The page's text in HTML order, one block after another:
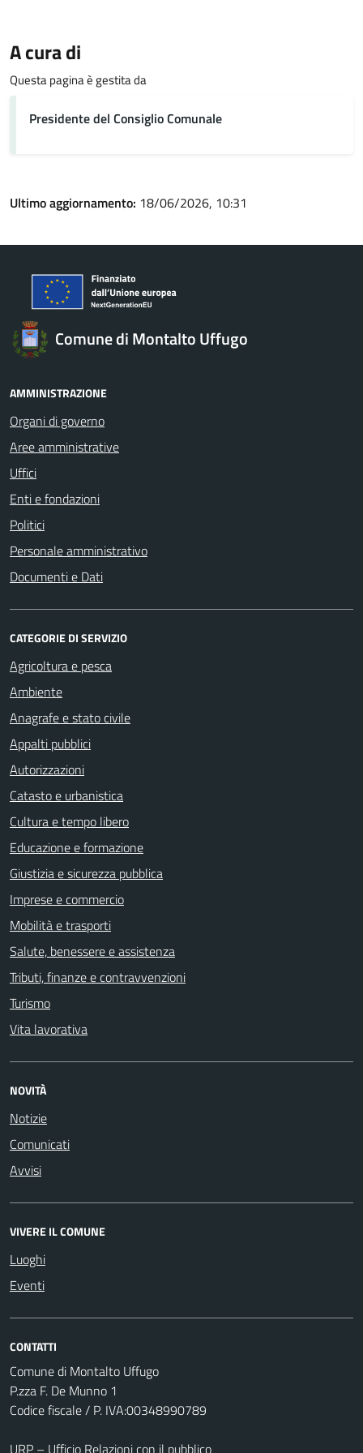
A cura di
Questa pagina è gestita da
Presidente del Consiglio Comunale
Ultimo aggiornamento: 18/06/2026, 10:31
Comune di Montalto Uffugo
AMMINISTRAZIONE
Organi di governo
Aree amministrative
Uffici
Enti e fondazioni
Politici
Personale amministrativo
Documenti e Dati
CATEGORIE DI SERVIZIO
Agricoltura e pesca
Ambiente
Anagrafe e stato civile
Appalti pubblici
Autorizzazioni
Catasto e urbanistica
Cultura e tempo libero
Educazione e formazione
Giustizia e sicurezza pubblica
Imprese e commercio
Mobilità e trasporti
Salute, benessere e assistenza
Tributi, finanze e contravvenzioni
Turismo
Vita lavorativa
NOVITÀ
Notizie
Comunicati
Avvisi
VIVERE IL COMUNE
Luoghi
Eventi
CONTATTI
Comune di Montalto Uffugo
P.zza F. De Munno 1
Codice fiscale / P. IVA:00348990789
URP – Ufficio Relazioni con il pubblico